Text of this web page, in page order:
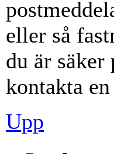
eller så
du är säker
kontakta
Upp